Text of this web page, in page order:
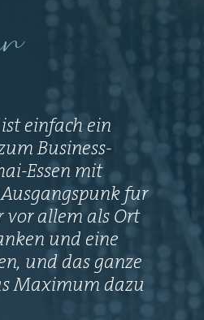
einfach ein
Business-
Essen mit
fur
vor allem als Ort
und eine
und das ganze
Maximum dazu